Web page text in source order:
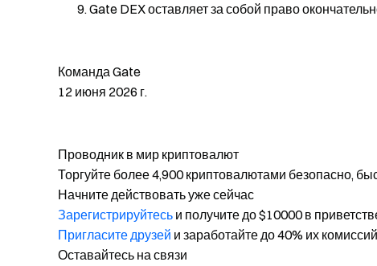
Gate DEX оставляет за собой право
Команда Gate
12 июня 2026 г.
Проводник в мир криптовалют
Торгуйте более 4,900 криптовалютами безопасно,
Начните действовать уже сейчас
Зарегистрируйтесь и получите до $10000 в
Пригласите друзей и заработайте до 40% их комиссий
Оставайтесь на связи